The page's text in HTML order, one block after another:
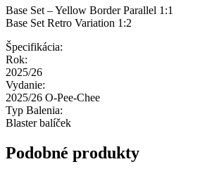
Base Set – Yellow Border Parallel 1:1
Base Set Retro Variation 1:2
Špecifikácia:
Rok:
2025/26
Vydanie:
2025/26 O-Pee-Chee
Typ Balenia:
Blaster balíček
Podobné produkty